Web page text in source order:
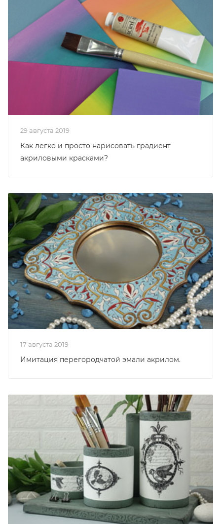
29 августа 2019
Как легко и просто нарисовать градиент
акриловыми красками?
17 августа 2019
Имитация перегородчатой эмали акрилом.